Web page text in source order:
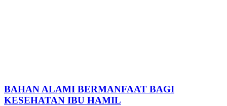
BAHAN ALAMI BERMANFAAT BAGI
KESEHATAN IBU HAMIL